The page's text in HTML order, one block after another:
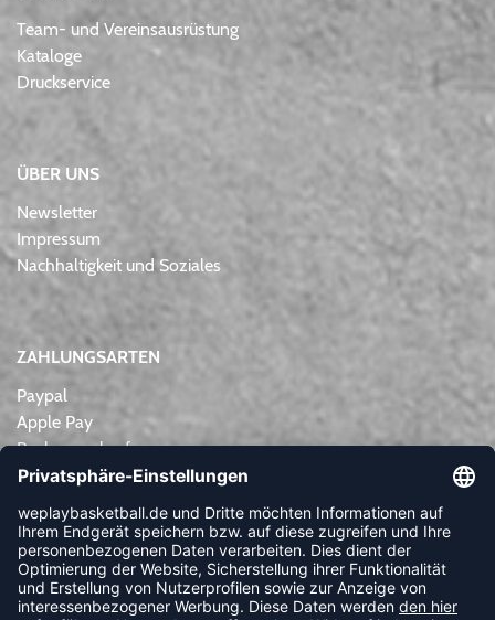
Team- und Vereinsausrüstung
Kataloge
Druckservice
ÜBER UNS
Newsletter
Impressum
Nachhaltigkeit und Soziales
ZAHLUNGSARTEN
Paypal
Apple Pay
Rechnungskauf
Lastschrift
Kreditkarte
Vorkasse
NEWSLETTER